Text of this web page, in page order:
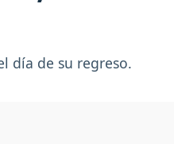
día de su regreso.